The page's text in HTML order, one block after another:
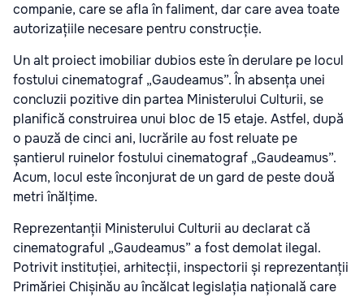
companie, care se afla în faliment, dar care avea toate
autorizațiile necesare pentru construcție.
Un alt proiect imobiliar dubios este în derulare pe locul
fostului cinematograf „Gaudeamus”. În absența unei
concluzii pozitive din partea Ministerului Culturii, se
planifică construirea unui bloc de 15 etaje. Astfel, după
o pauză de cinci ani, lucrările au fost reluate pe
șantierul ruinelor fostului cinematograf „Gaudeamus”.
Acum, locul este înconjurat de un gard de peste două
metri înălțime.
Reprezentanții Ministerului Culturii au declarat că
cinematograful „Gaudeamus” a fost demolat ilegal.
Potrivit instituției, arhitecții, inspectorii și reprezentanții
Primăriei Chișinău au încălcat legislația națională care